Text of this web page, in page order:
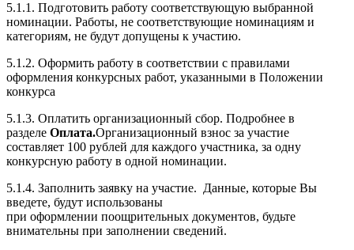
5.1.1. Подготовить работу соответствующую выбранной
номинации. Работы, не соответствующие номинациям и
категориям, не будут допущены к участию.
5.1.2. Оформить работу в соответствии с правилами
оформления конкурсных работ, указанными в Положении
конкурса
5.1.3. Оплатить организационный сбор. Подробнее в
разделе Оплата.Организационный взнос за участие
составляет 100 рублей для каждого участника, за одну
конкурсную работу в одной номинации.
5.1.4. Заполнить заявку на участие. Данные, которые Вы
введете, будут использованы
при оформлении поощрительных документов, будьте
внимательны при заполнении сведений.